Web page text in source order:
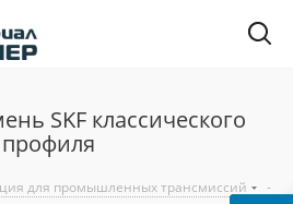
SKF классического
профиля
для промышленных трансмиссий
-